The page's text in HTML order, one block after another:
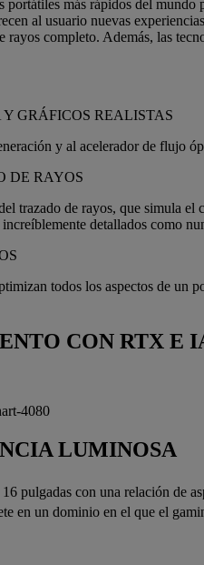
más rápidos del mundo
al usuario nuevas
rayos completo. Además, las
GRÁFICOS REALISTAS
y al acelerador de
DE RAYOS
trazado de rayos, que simula
detallados como
todos los aspectos de
CON RTX E
LUMINOSA
pulgadas con una relación de
en un dominio en el que el